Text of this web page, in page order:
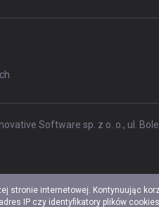
Software sp. z o. o., ul.
stronie internetowej. Kontynuując
IP czy identyfikatory plików